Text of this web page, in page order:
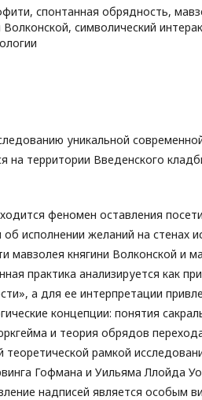
спонтанная обрядность,
символический
уникальной
на территории Введенского
феномен оставления
исполнении желаний на стенах
мавзолея княгини Волконской и
практика анализируется как
а для ее интерпретации
концепции: понятия
и теория обрядов
теоретической рамкой
Гофмана и Уильяма Ллойда
надписей является особым